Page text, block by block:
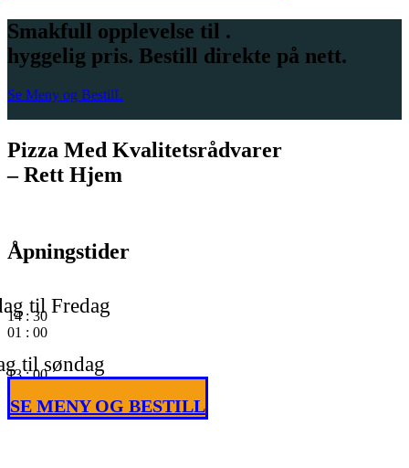
Smakfull opplevelse til .
hyggelig pris. Bestill direkte på nett.
Se Meny og BestilL
Pizza Med Kvalitetsrådvarer
– Rett Hjem
Åpningstider
til Fredag
14 : 30
01 : 00
til søndag
13: 00
SE MENY OG BESTILL